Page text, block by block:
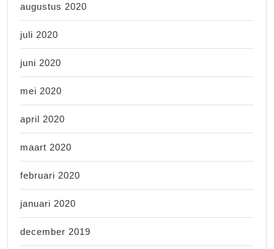
augustus 2020
juli 2020
juni 2020
mei 2020
april 2020
maart 2020
februari 2020
januari 2020
december 2019